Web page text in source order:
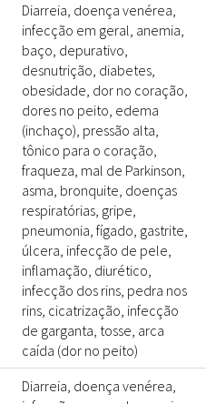
Diarreia, doença venérea,
infecção em geral, anemia,
baço, depurativo,
desnutrição, diabetes,
obesidade, dor no coração,
dores no peito, edema
(inchaço), pressão alta,
tônico para o coração,
fraqueza, mal de Parkinson,
asma, bronquite, doenças
respiratórias, gripe,
pneumonia, fígado, gastrite,
úlcera, infecção de pele,
inflamação, diurético,
infecção dos rins, pedra nos
rins, cicatrização, infecção
de garganta, tosse, arca
caída (dor no peito)
Diarreia, doença venérea,